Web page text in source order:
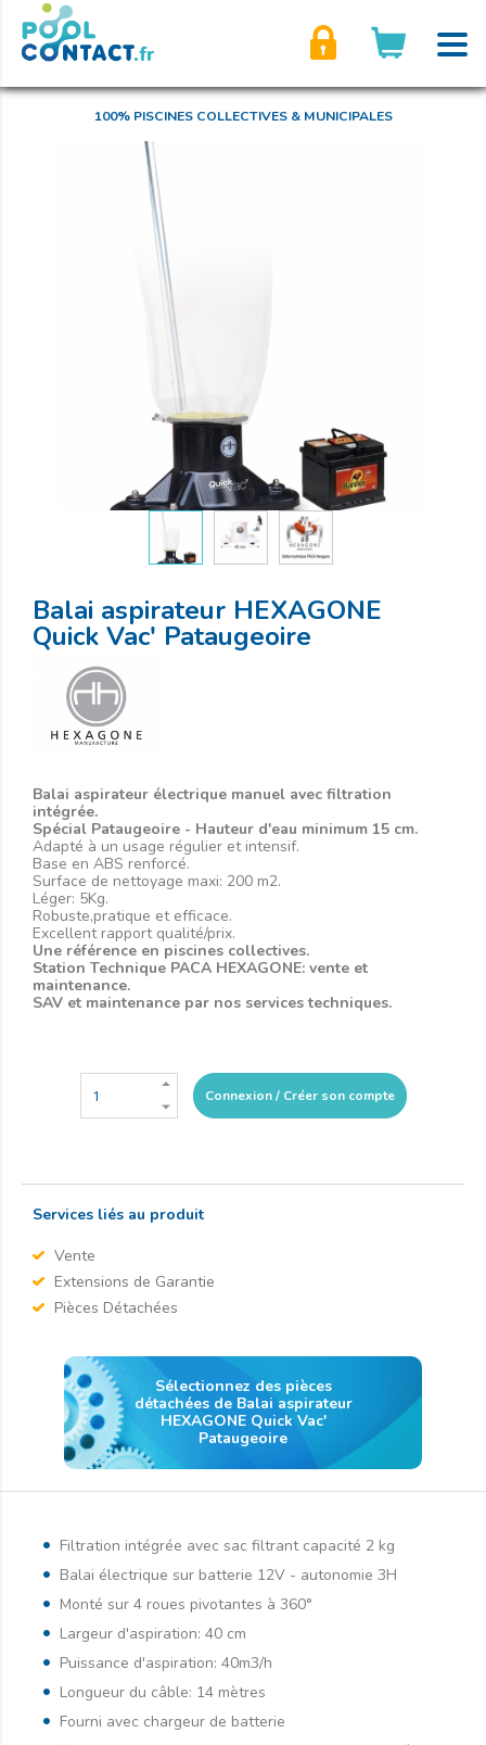
100% PISCINES COLLECTIVES & MUNICIPALES
Balai aspirateur HEXAGONE
Quick Vac' Pataugeoire
Balai aspirateur électrique manuel avec filtration
intégrée.
Spécial Pataugeoire - Hauteur d'eau minimum 15 cm.
Adapté à un usage régulier et intensif.
Base en ABS renforcé.
Surface de nettoyage maxi: 200 m2.
Léger: 5Kg.
Robuste,pratique et efficace.
Excellent rapport qualité/prix.
Une référence en piscines collectives.
Station Technique PACA HEXAGONE: vente et
maintenance.
SAV et maintenance par nos services techniques.
Connexion / Créer son compte
Services liés au produit
Vente
Extensions de Garantie
Pièces Détachées
Sélectionnez des pièces
détachées de Balai aspirateur
HEXAGONE Quick Vac'
Pataugeoire
Filtration intégrée avec sac filtrant capacité 2 kg
Balai électrique sur batterie 12V - autonomie 3H
Monté sur 4 roues pivotantes à 360°
Largeur d'aspiration: 40 cm
Puissance d'aspiration: 40m3/h
Longueur du câble: 14 mètres
Fourni avec chargeur de batterie